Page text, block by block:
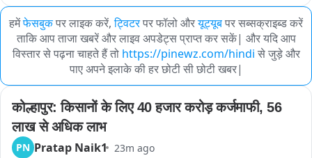
हमेंफेसबुकपर लाइक करें, ट्विटरपर फॉलो औरयूट्यूबपर सब्सक्राइब्ड करें
ताकि आप ताजा खबरें और लाइव अपडेट्स प्राप्त कर सकें| और यदि आप
विस्तार से पढ़ना चाहते हैं तो https://pinewz.com/hindi से जुड़े और
पाए अपने इलाके की हर छोटी सी छोटी खबर|
कोल्हापुर: किसानों के लिए 40 हजार करोड़ कर्जमाफी, 56
लाख से अधिक लाभ
PN Pratap Naik1 23m ago